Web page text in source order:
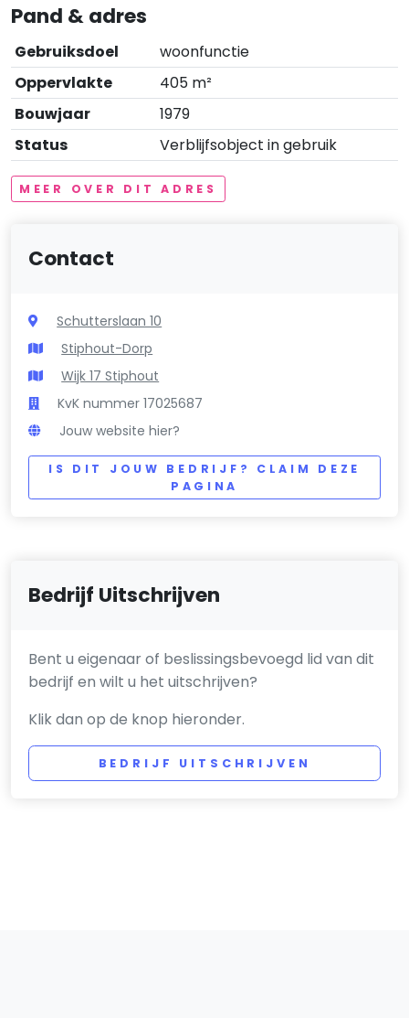
Pand & adres
Gebruiksdoel
woonfunctie
Oppervlakte
405 m²
Bouwjaar
1979
Status
Verblijfsobject in gebruik
MEER OVER DIT ADRES
Contact
Schutterslaan 10
Stiphout-Dorp
Wijk 17 Stiphout
KvK nummer 17025687
Jouw website hier?
IS DIT JOUW BEDRIJF? CLAIM DEZE
PAGINA
Bedrijf Uitschrijven
Bent u eigenaar of beslissingsbevoegd lid van dit
bedrijf en wilt u het uitschrijven?
Klik dan op de knop hieronder.
BEDRIJF UITSCHRIJVEN